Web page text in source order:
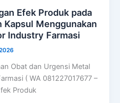
Efek Produk pada
Kapsul Menggunakan
Industry Farmasi
Obat dan Urgensi Metal
( WA 081227017677 –
Produk